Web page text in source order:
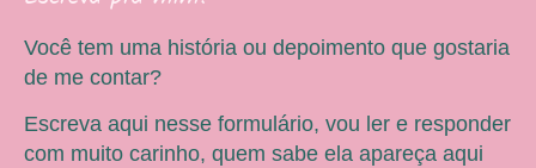
Você tem uma história ou depoimento que gostaria
de me contar?
Escreva aqui nesse formulário, vou ler e responder
com muito carinho, quem sabe ela apareça aqui